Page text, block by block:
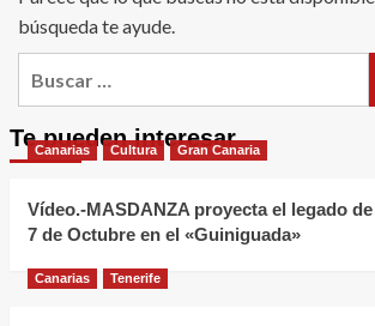
búsqueda te ayude.
Te pueden interesar
Canarias Cultura Gran Canaria
Vídeo.-MASDANZA proyecta el legado
7 de Octubre en el «Guiniguada»
Canarias Tenerife